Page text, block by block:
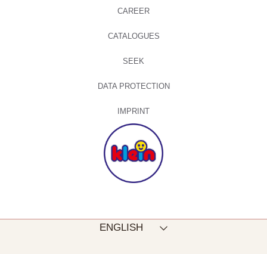
CAREER
CATALOGUES
SEEK
DATA PROTECTION
IMPRINT
ENGLISH